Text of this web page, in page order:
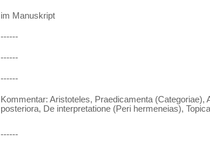
im Manuskript
------
------
------
Kommentar: Aristoteles, Praedicamenta (Categoriae),
posteriora, De interpretatione (Peri hermeneias),
------